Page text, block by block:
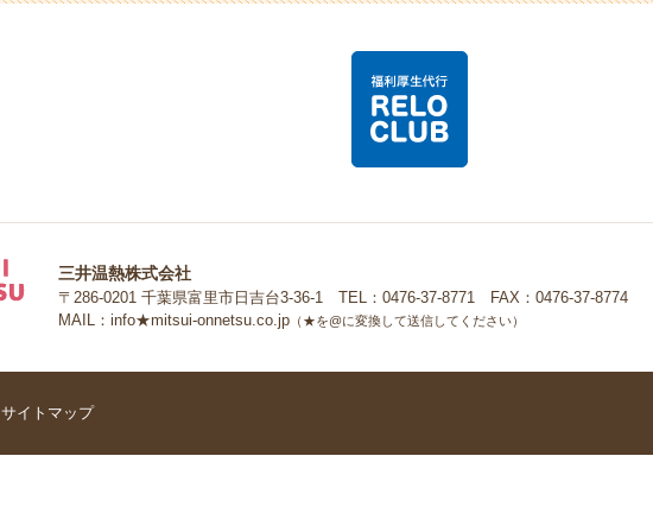
三井温熱株式会社
三井温熱株式会社
〒286-0201 千葉県富里市日吉台3-36-1 TEL：0476-37-8771 FAX：0476-37-8774
MAIL：info★mitsui-onnetsu.co.jp （★を@に変換して送信してください）
サイトマップ